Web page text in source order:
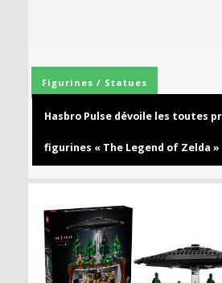
Figurines / Statues
Hasbro Pulse dévoile les toutes
figurines « The Legend of Zelda »